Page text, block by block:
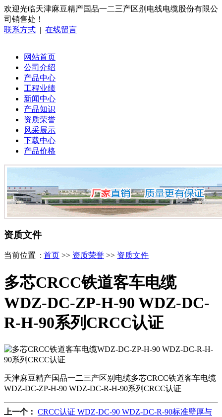
欢迎光临天津麻豆精产国品一二三产区别电线电缆股份有限公
司销售处！
联系方式 | 在线留言
网站首页
公司介绍
产品中心
工程业绩
新闻中心
产品知识
资质荣誉
风采展示
下载中心
产品价格
资质文件
当前位置 : 首页 >> 资质荣誉 >> 资质文件
多芯CRCC铁道客车电缆
WDZ-DC-ZP-H-90 WDZ-DC-
R-H-90系列CRCC认证
天津麻豆精产国品一二三产区别电缆多芯CRCC铁道客车电缆
WDZ-DC-ZP-H-90 WDZ-DC-R-H-90系列CRCC认证
上一个： CRCC认证 WDZ-DC-90 WDZ-DC-R-90标准壁厚与